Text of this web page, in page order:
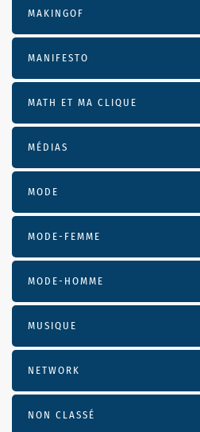
MAKINGOF
MANIFESTO
MATH ET MA CLIQUE
MÉDIAS
MODE
MODE-FEMME
MODE-HOMME
MUSIQUE
NETWORK
NON CLASSÉ